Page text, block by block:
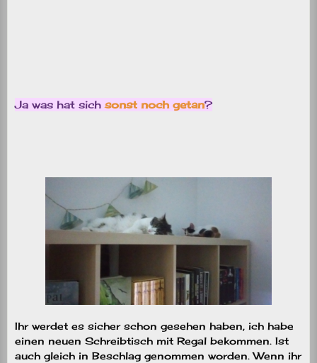
Ja was hat sichsonst noch getan?
Ihr werdet es sicher schon gesehen haben, ich habe
einen neuen Schreibtisch mit Regal bekommen. Ist
auch gleich in Beschlag genommen worden. Wenn ihr